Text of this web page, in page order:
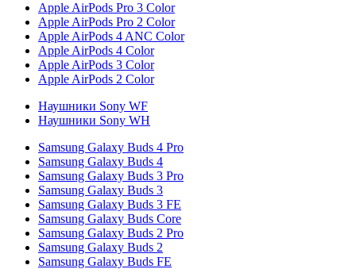
Apple AirPods Pro 3 Color
Apple AirPods Pro 2 Color
Apple AirPods 4 ANC Color
Apple AirPods 4 Color
Apple AirPods 3 Color
Apple AirPods 2 Color
Наушники Sony WF
Наушники Sony WH
Samsung Galaxy Buds 4 Pro
Samsung Galaxy Buds 4
Samsung Galaxy Buds 3 Pro
Samsung Galaxy Buds 3
Samsung Galaxy Buds 3 FE
Samsung Galaxy Buds Core
Samsung Galaxy Buds 2 Pro
Samsung Galaxy Buds 2
Samsung Galaxy Buds FE